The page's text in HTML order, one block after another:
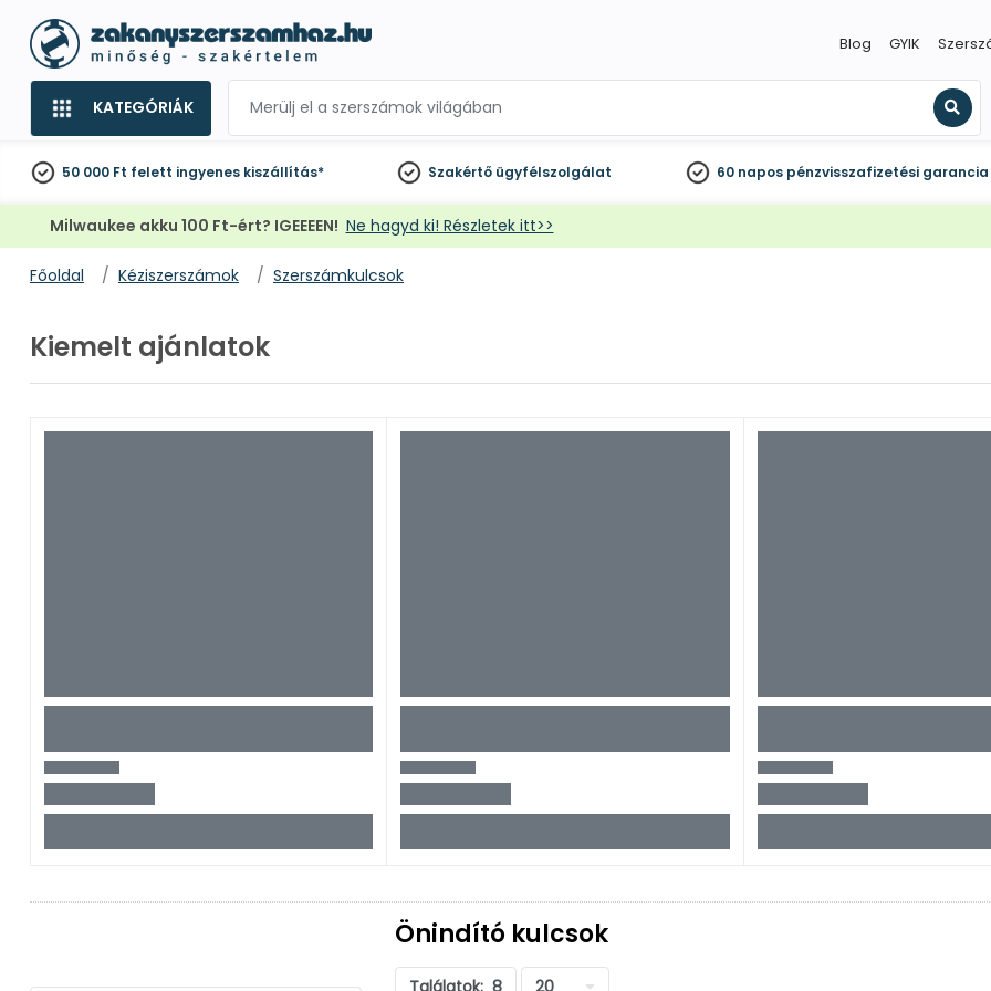
Blog GYIK
KATEGÓRIÁK
50 000 Ft felett ingyenes kiszállítás* Szakértő ügyfélszolgálat 60 napos pénzvisszafizetési garancia
Milwaukee akku 100 Ft-ért? IGEEEEN! Ne hagyd ki! Részletek itt>>
Főoldal Kéziszerszámok Szerszámkulcsok
Kiemelt ajánlatok
Önindító kulcsok
Találatok: 8 20